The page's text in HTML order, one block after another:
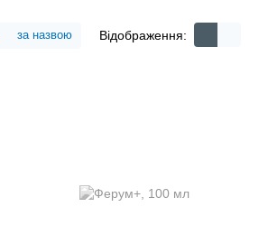
за назвою Відображення: